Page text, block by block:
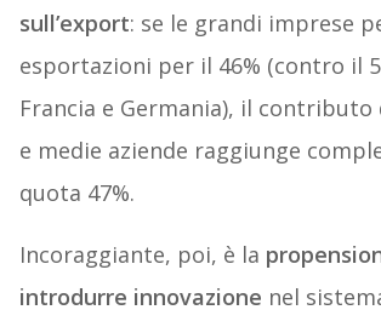
sull’export: se le grandi imprese
esportazioni per il 46% (contro il
Francia e Germania), il contributo
e medie aziende raggiunge
quota 47%.
Incoraggiante, poi, è la
introdurre innovazione nel